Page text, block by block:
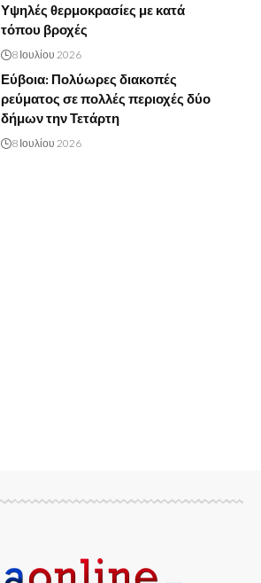
Υψηλές θερμοκρασίες με κατά
τόπου βροχές
8 Ιουλίου 2026
Εύβοια: Πολύωρες διακοπές
ρεύματος σε πολλές περιοχές δύο
δήμων την Τετάρτη
8 Ιουλίου 2026